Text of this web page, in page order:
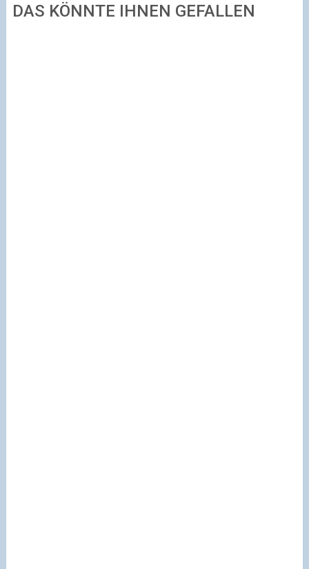
DAS KÖNNTE IHNEN GEFALLEN